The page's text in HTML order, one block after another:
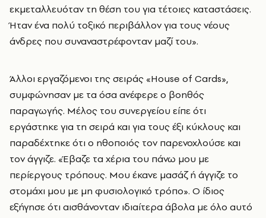
εκμεταλλευόταν τη θέση του για τέτοιες καταστάσεις.
Ήταν ένα πολύ τοξικό περιβάλλον για τους νέους
άνδρες που συναναστρέφονταν μαζί του».
Άλλοι εργαζόμενοι της σειράς «House of Cards»,
συμφώνησαν με τα όσα ανέφερε ο βοηθός
παραγωγής. Μέλος του συνεργείου είπε ότι
εργάστηκε για τη σειρά και για τους έξι κύκλους και
παραδέχτηκε ότι ο ηθοποιός τον παρενοχλούσε και
τον άγγιζε. «Έβαζε τα χέρια του πάνω μου με
περίεργους τρόπους. Μου έκανε μασάζ ή άγγιζε το
στομάχι μου με μη φυσιολογικό τρόπο». Ο ίδιος
εξήγησε ότι αισθάνονταν ιδιαίτερα άβολα με όλο αυτό